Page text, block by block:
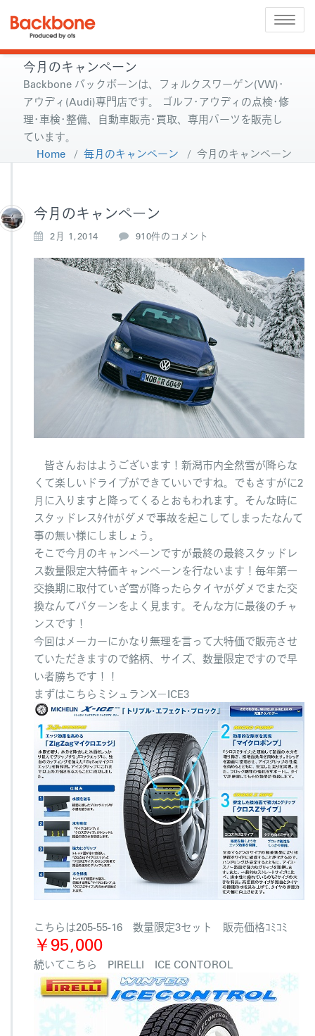
Toggle
今月のキャンペーン
Backbone バックボーンは、フォルクスワーゲン(VW)･
アウディ(Audi)専門店です。 ゴルフ･アウディの点検･修
理･車検･整備、自動車販売･買取、専用パーツを販売し
ています。
Home / 毎月のキャンペーン / 今月のキャンペーン
今月のキャンペーン
2月 1,2014
今
の
キ
ャ
ン
ペ
ー
へ
の
910件のコメント
皆さんおはようございます！新潟市内全然雪が降らな
くて楽しいドライブができていいですね。でもさすがに2
月に入りますと降ってくるとおもわれます。そんな時に
スタッドレスﾀｲﾔがダメで事故を起こしてしまったなんて
事の無い様にしましょう。
そこで今月のキャンペーンですが最終の最終スタッドレ
ス数量限定大特価キャンペーンを行ないます！毎年第一
交換期に取付ていざ雪が降ったらタイヤがダメでまた交
換なんてパターンをよく見ます。そんな方に最後のチャ
ンスです！
今回はメーカーにかなり無理を言って大特価で販売させ
ていただきますので銘柄、サイズ、数量限定ですので早
い者勝ちです！！
まずはこちらミシュランX－ICE3
こちらは205-55-16 数量限定3セット 販売価格ｺﾐｺﾐ
￥95,000
続いてこちら PIRELLI ICE CONTOROL